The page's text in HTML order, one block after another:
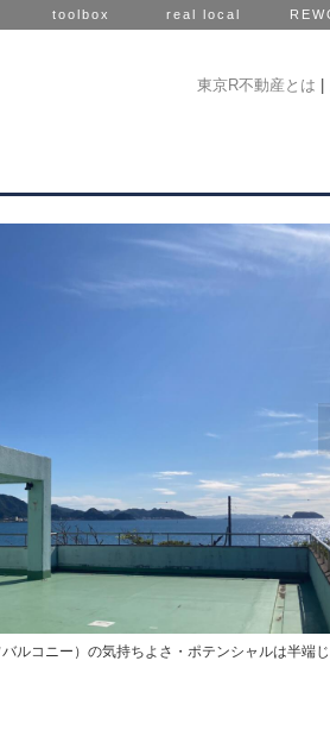
toolbox real local
東京R不動産とは
ルコニー）の気持ちよさ・ポテンシャルは半端